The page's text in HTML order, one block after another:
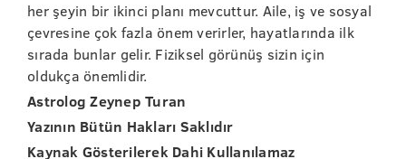
her şeyin bir ikinci planı mevcuttur. Aile, iş ve sosyal
çevresine çok fazla önem verirler, hayatlarında ilk
sırada bunlar gelir. Fiziksel görünüş sizin için
oldukça önemlidir.
Astrolog Zeynep Turan
Yazının Bütün Hakları Saklıdır
Kaynak Gösterilerek Dahi Kullanılamaz